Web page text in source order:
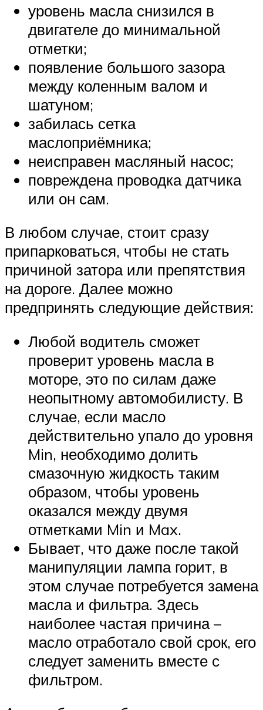
уровень масла снизился в
двигателе до минимальной
отметки;
появление большого зазора
между коленным валом и
шатуном;
забилась сетка
маслоприёмника;
неисправен масляный насос;
повреждена проводка датчика
или он сам.
В любом случае, стоит сразу
припарковаться, чтобы не стать
причиной затора или препятствия
на дороге. Далее можно
предпринять следующие действия:
Любой водитель сможет
проверит уровень масла в
моторе, это по силам даже
неопытному автомобилисту. В
случае, если масло
действительно упало до уровня
Min, необходимо долить
смазочную жидкость таким
образом, чтобы уровень
оказался между двумя
отметками Min и Max.
Бывает, что даже после такой
манипуляции лампа горит, в
этом случае потребуется замена
масла и фильтра. Здесь
наиболее частая причина –
масло отработало свой срок, его
следует заменить вместе с
фильтром.